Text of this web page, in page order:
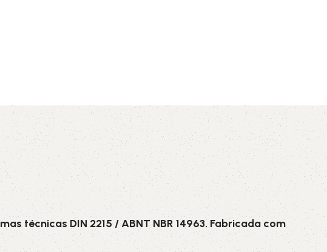
AA AVX
C CC
PK PK
SPZ TB
técnicas DIN 2215 / ABNT NBR 14963. Fabricada com